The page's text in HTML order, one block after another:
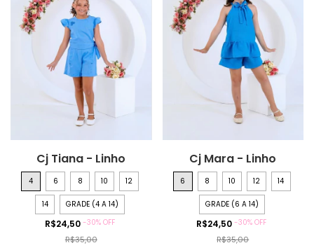
Cj Tiana - Linho
4 6 8 10 12
14 GRADE (4 A 14)
R$24,50 -30% OFF
R$35,00
Cj Mara - Linho
6 8 10 12 14
GRADE (6 A 14)
R$24,50-30%OFF
R$35,00